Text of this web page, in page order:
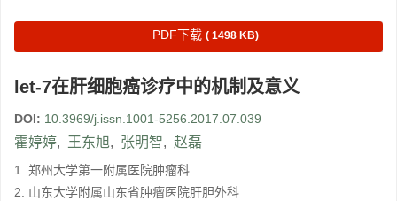
PDF下载 ( 1498 KB)
let-7在肝细胞癌诊疗中的机制及意义
DOI: 10.3969/j.issn.1001-5256.2017.07.039
霍婷婷, 王东旭, 张明智, 赵磊
1. 郑州大学第一附属医院肿瘤科
2. 山东大学附属山东省肿瘤医院肝胆外科